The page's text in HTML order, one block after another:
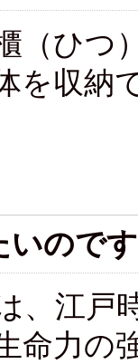
（ひつ
を収納
ので
、江戸
命力の